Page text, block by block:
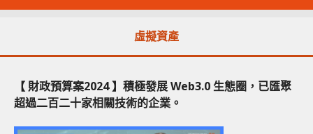
虛擬資產
【 財政預算案2024 】積極發展 Web3.0 生態圈，已匯聚
超過二百二十家相關技術的企業。